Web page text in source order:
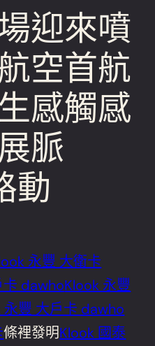
迎來噴
空首航
感觸感
脈
動
永豐 大衛卡
卡 dawhoKlook 永豐
永豐 大戶卡 dawho
條裡發明Klook 國泰